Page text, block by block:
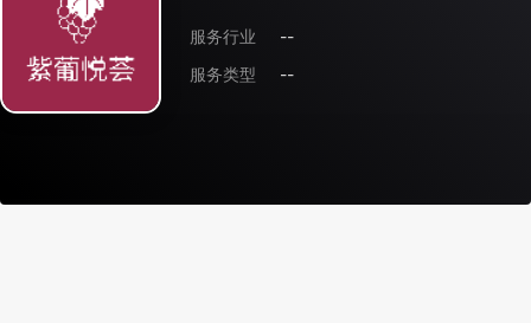
服务行业
--
服务类型
--